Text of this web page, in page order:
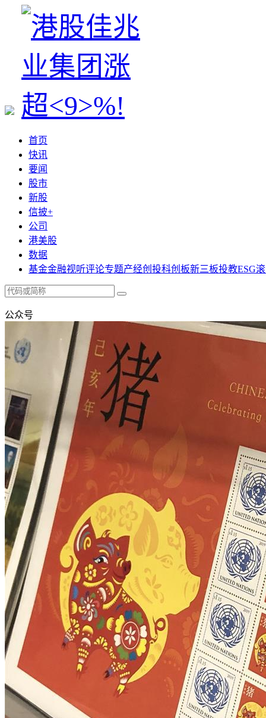
首页
快讯
要闻
股市
新股
信披+
公司
港美股
数据
基金金融视听评论专题产经创投科创板新三板投教ESG
公众号